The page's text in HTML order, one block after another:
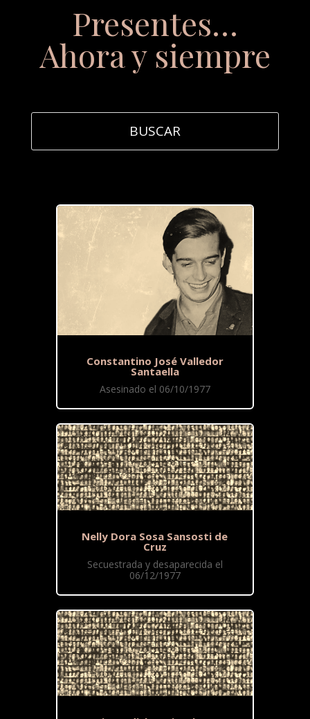
Presentes…
Ahora y siempre
Constantino José Valledor
Santaella
Asesinado el 06/10/1977
Nelly Dora Sosa Sansosti de
Cruz
Secuestrada y desaparecida el
06/12/1977